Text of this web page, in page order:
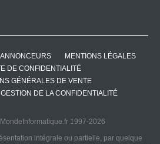
ANNONCEURS
MENTIONS LÉGALES
DE CONFIDENTIALITÉ
GÉNÉRALES DE VENTE
DE LA CONFIDENTIALITÉ
1997-2026
intégrale ou partielle, par quelque